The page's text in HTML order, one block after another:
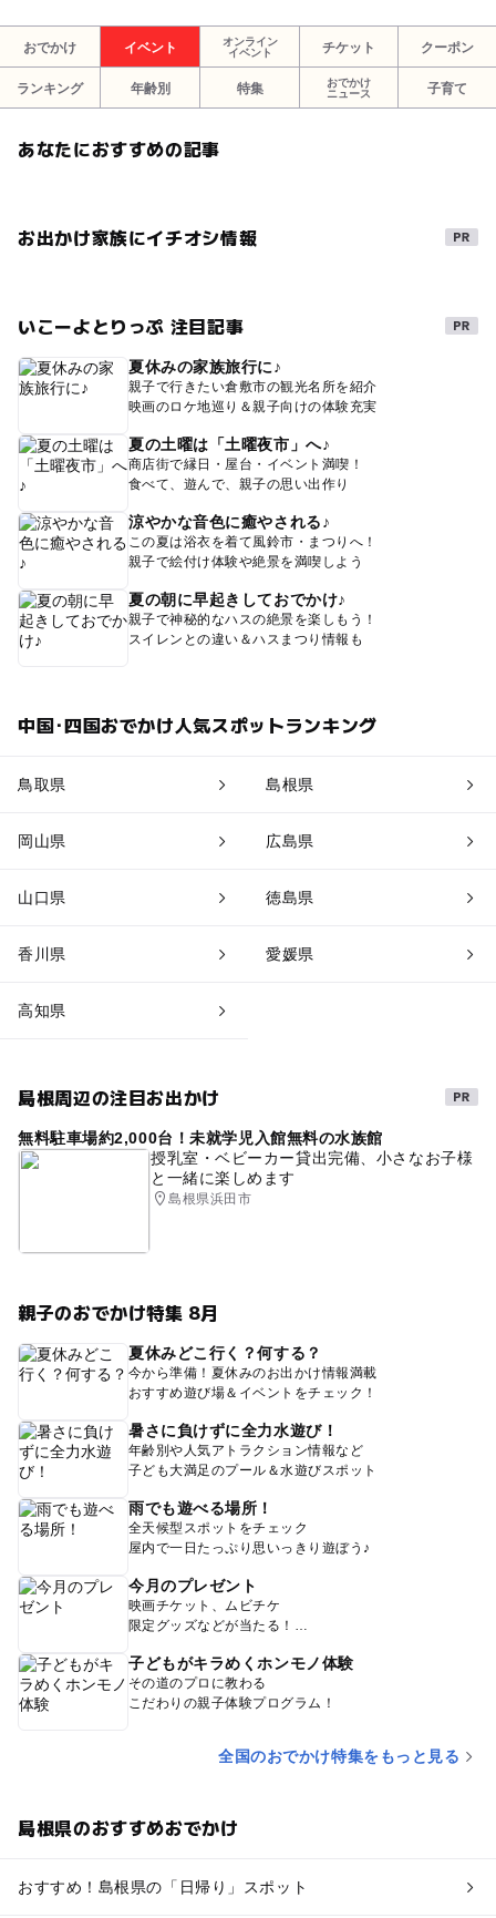
おでかけ イベント
オンライン
イベント
チケット クーポン
ランキング 年齢別 特集
おでかけ
ニュース
子育て
あなたにおすすめの記事
お出かけ家族にイチオシ情報
いこーよとりっぷ 注目記事
夏休みの家族旅行に♪
親子で行きたい倉敷市の観光名所を紹介
映画のロケ地巡り＆親子向けの体験充実
夏の土曜は「土曜夜市」へ♪
商店街で縁日・屋台・イベント満喫！
食べて、遊んで、親子の思い出作り
涼やかな音色に癒やされる♪
この夏は浴衣を着て風鈴市・まつりへ！
親子で絵付け体験や絶景を満喫しよう
夏の朝に早起きしておでかけ♪
親子で神秘的なハスの絶景を楽しもう！
スイレンとの違い＆ハスまつり情報も
中国･四国おでかけ人気スポットランキング
鳥取県 島根県
岡山県 広島県
山口県 徳島県
香川県 愛媛県
高知県
島根周辺の注目お出かけ
無料駐車場約2,000台！未就学児入館無料の水族館
授乳室・ベビーカー貸出完備、小さなお子様
と一緒に楽しめます
島根県浜田市
親子のおでかけ特集 8月
夏休みどこ行く？何する？
今から準備！夏休みのお出かけ情報満載
おすすめ遊び場＆イベントをチェック！
暑さに負けずに全力水遊び！
年齢別や人気アトラクション情報など
子ども大満足のプール＆水遊びスポット
雨でも遊べる場所！
全天候型スポットをチェック
屋内で一日たっぷり思いっきり遊ぼう♪
今月のプレゼント
映画チケット、ムビチケ
限定グッズなどが当たる！
子どもがキラめくホンモノ体験
その道のプロに教わる
こだわりの親子体験プログラム！
全国のおでかけ特集をもっと見る
島根県のおすすめおでかけ
おすすめ！島根県の「日帰り」スポット